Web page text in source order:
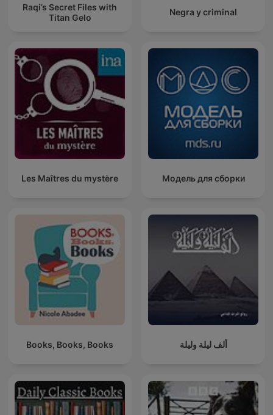
Negra y criminal
Raqi’s Secret Files with
Titan Gelo
Модель для сборки
Les Maîtres du mystère
ألف ليلة وليلة Books, Books, Books